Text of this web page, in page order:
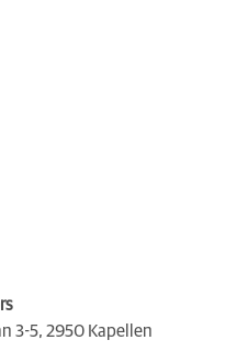
3-5, 2950 Kapellen